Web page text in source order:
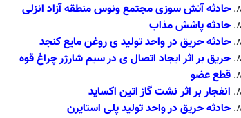
حادثه آتش سوزی مجتمع ونوس منطقه آزاد انزلی
حادثه پاشش مذاب
حادثه حریق در واحد تولید ی روغن مایع کنجد
حریق بر اثر ایجاد اتصال ی در سیم شارژر چراغ قوه
قطع عضو
انفجاربر اثر نشت گاز اتین اکساید
حادثه حریق در واحد تولید پلی استایرن